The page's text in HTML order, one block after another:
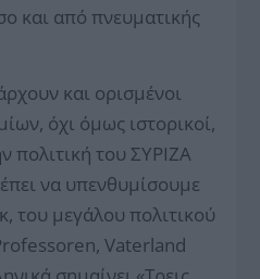
και από πνευματικής
και ορισμένοι
όχι όμως ιστορικοί,
του ΣΥΡΙΖΑ
να υπενθυμίσουμε
του μεγάλου πολιτικού
Vaterland